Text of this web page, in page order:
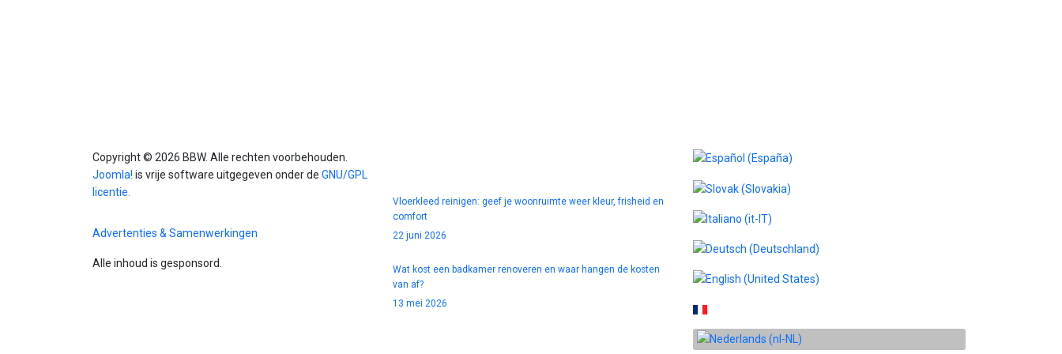
Copyright © 2026 BBW. Alle rechten voorbehouden.
Joomla! is vrije software uitgegeven onder de GNU/GPL
licentie.
Advertenties & Samenwerkingen
Alle inhoud is gesponsord.
Vloerkleed reinigen: geef je woonruimte weer kleur, frisheid en
comfort
22 juni 2026
Wat kost een badkamer renoveren en waar hangen de kosten
van af?
13 mei 2026
Selecteer de taal